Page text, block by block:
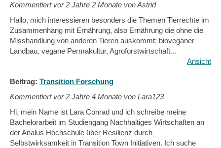
Kommentiert vor2 Jahre 2 Monate von Astrid
Hallo, mich interessieren besonders die Themen Tierrechte im
Zusammenhang mit Ernährung, also Ernährung die ohne die
Misshandlung von anderen Tieren auskommt: bioveganer
Landbau, vegane Permakultur, Agroforstwirtschaft...
Ansicht
Beitrag: Transition Forschung
Kommentiert vor2 Jahre 4 Monate von Lara123
Hi, mein Name ist Lara Conrad und ich schreibe meine
Bachelorarbeit im Studiengang Nachhaltiges Wirtschaften an
der Analus Hochschule über Resilienz durch
Selbstwirksamkeit in Transition Town Initiativen. Ich suche